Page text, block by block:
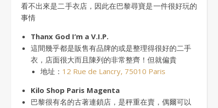
看不出來是二手衣店，因此在巴黎尋寶是一件很好玩的
事情
Thanx God I’m a V.I.P.
這間幾乎都是販售有品牌的或是整理得很好的二手
衣，店面很大而且陳列的非常整齊！但就偏貴
地址： 12 Rue de Lancry, 75010 Paris
Kilo Shop Paris Magenta
巴黎很有名的古著連鎖店，是秤重在賣，偶爾可以